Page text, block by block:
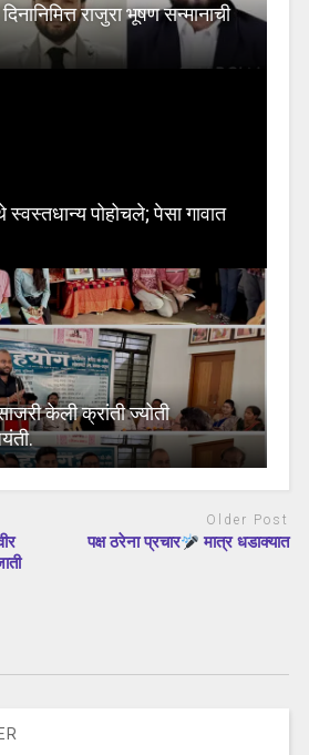
राजुरा भूषण सन्मानाची
पोहोचले; पेसा गावात
केली क्रांती ज्योती
Older Post
पक्ष ठरेना प्रचार मात्र धडाक्यात